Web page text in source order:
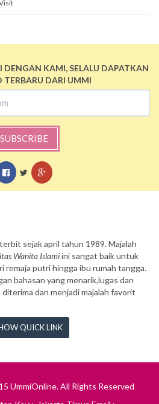
DENGAN KAMI, SELALU DAPATKAN
TERBARU DARI UMMI
SUBSCRIBE
sejak april tahun 1989. Majalah
Wanita Islamiini sangat baik untuk
remaja putri hingga ibu rumah tangga.
bahasan yang menarik,lugas dan
dan menjadi majalah favorit
QUICK LINK
UmmiOnline. All Rights Reserved